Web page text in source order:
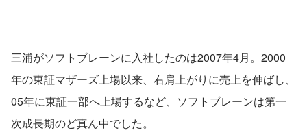
三浦がソフトブレーンに入社したのは2007年4月。2000
年の東証マザーズ上場以来、右肩上がりに売上を伸ばし、
05年に東証一部へ上場するなど、ソフトブレーンは第一
次成長期のど真ん中でした。